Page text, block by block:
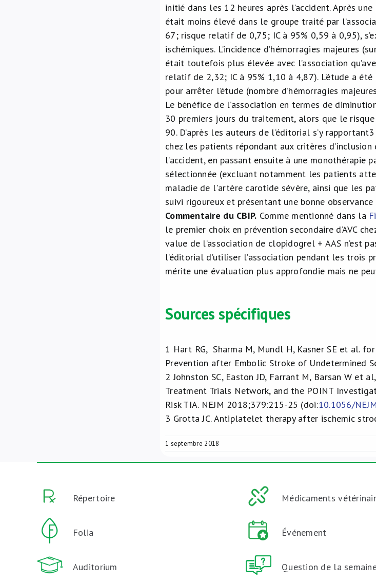
initié dans les 12 heures après l’accident. Après
était moins élevé dans le groupe traité par
67; risque relatif de 0,75; IC à 95% 0,59 à 0,95),
ischémiques. L’incidence d’hémorragies majeures
était toutefois plus élevée avec l’association
relatif de 2,32; IC à 95% 1,10 à 4,87). L’étude a
pour arrêter l’étude (nombre d’hémorragies
Le bénéfice de l’association en termes de
30 premiers jours du traitement, alors que le
90. D’après les auteurs de l’éditorial s’y rapportant3
chez les patients répondant aux critères
l’accident, en passant ensuite à une monothérapie
sélectionnée (excluant notamment les patients
maladie de l'artère carotide sévère, ainsi que les
suivi rigoureux et présentant une bonne
Commentaire du CBIP. Comme mentionné dans la
le premier choix en prévention secondaire d’AVC
value de l’association de clopidogrel + AAS n’est
l’éditorial d’utiliser l’association pendant les trois
mérite une évaluation plus approfondie mais ne
Sources spécifiques
1 Hart RG, Sharma M, Mundl H, Kasner SE et al.
Prevention after Embolic Stroke of Undetermined
2 Johnston SC, Easton JD, Farrant M, Barsan W et
Treatment Trials Network, and the POINT
Risk TIA. NEJM 2018;379:215-25 (doi:10.1056/
3 Grotta JC. Antiplatelet therapy after ischemic
1 septembre 2018
Répertoire Médicaments
Folia Événement
Auditorium Question de la